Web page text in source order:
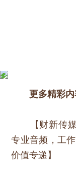
更多精彩
【财新传媒·
专业音频，工
价值专递】